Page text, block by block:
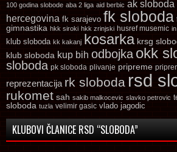
100 godina slobode aba 2 liga aid berbic ak sloboda
hercegovina fk sarajevo fk sloboda
gimnastika hkk siroki hkk zrinjski husref musemic
klub sloboda kk kakanj kosarka krsg
klub sloboda kup bih odbojka okk
sloboda pk sloboda plivanje pripreme
reprezentacija rk sloboda rsd
rukomet sah sakib malkocevic slavko petrovic
sloboda tuzla velimir gasic vlado jagodic
KLUBOVI ČLANICE RSD “SLOBODA”